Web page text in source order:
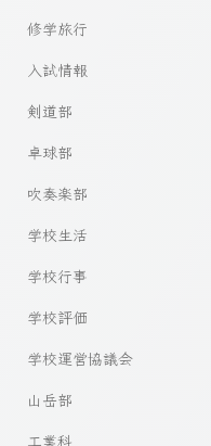
修学旅行
入試情報
剣道部
卓球部
吹奏楽部
学校生活
学校行事
学校評価
学校運営協議会
山岳部
工業科